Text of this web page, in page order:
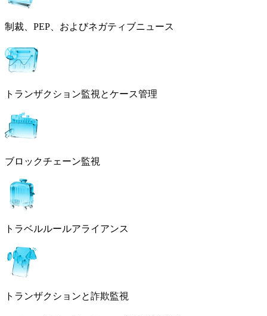
制裁、PEP、およびネガティブニュース
トランザクション監視とケース管理
ブロックチェーン監視
トラベルルールアライアンス
トランザクションと詐欺監視